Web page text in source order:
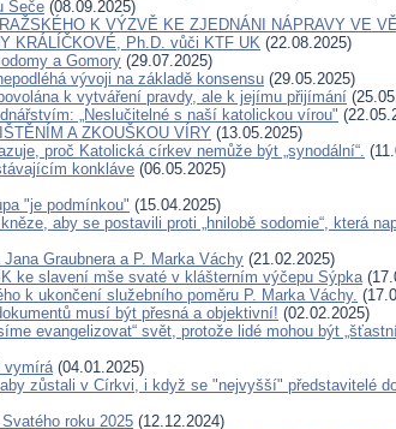
Seče (08.09.2025)
K VÝZVĚ KE ZJEDNÁNI NÁPRAVY VE
KRÁLÍČKOVÉ, Ph.D. vůči KTF UK (22.08.2025)
a Gomory (29.07.2025)
vývoji na základě konsensu (29.05.2025)
k vytváření pravdy, ale k jejímu přijímání
„Neslučitelné s naší katolickou vírou"
A ZKOUŠKOU VÍRY (13.05.2025)
proč Katolická církev nemůže být „synodální“.
konkláve (06.05.2025)
"je podmínkou" (15.04.2025)
aby se postavili proti „hnilobě sodomie“, která
Graubnera a P. Marka Váchy (21.02.2025)
ke slavení mše svaté v klášterním výčepu Sýpka
k ukončení služebního poměru P. Marka Váchy.
musí být přesná a objektivní! (02.02.2025)
evangelizovat“ svět, protože lidé mohou být
vymírá(04.01.2025)
zůstali v Církvi, i když se "nejvyšší" představitelé
roku 2025 (12.12.2024)